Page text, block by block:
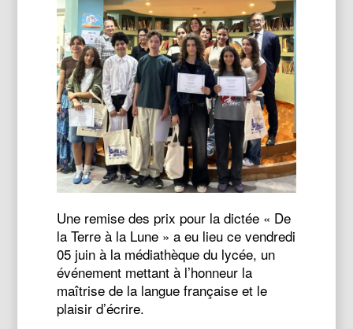
Une remise des prix pour la dictée « De
la Terre à la Lune » a eu lieu ce vendredi
05 juin à la médiathèque du lycée, un
événement mettant à l’honneur la
maîtrise de la langue française et le
plaisir d’écrire.